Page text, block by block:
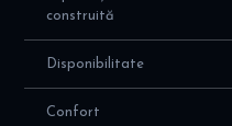
construită
Disponibilitate
Confort